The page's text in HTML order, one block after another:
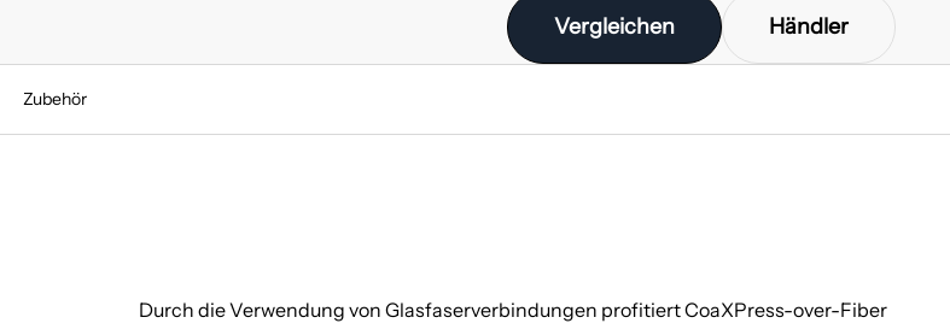
Vergleichen Händler
Zubehör
Durch die Verwendung von Glasfaserverbindungen profitiert CoaXPress-over-Fiber